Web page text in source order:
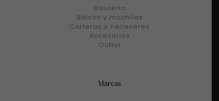
Bisuteria
Bolsos y mochilas
Carteras y neceseres
Accesorios
Outlet
Marcas